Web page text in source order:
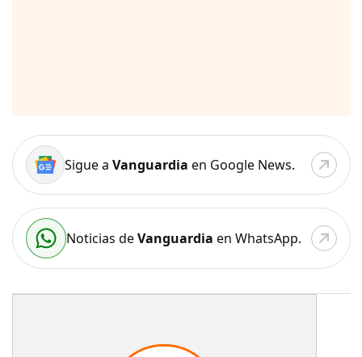
Sigue a Vanguardia en Google News.
Noticias deVanguardia en WhatsApp.